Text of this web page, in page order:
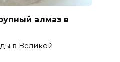
алмаз в
в Великой